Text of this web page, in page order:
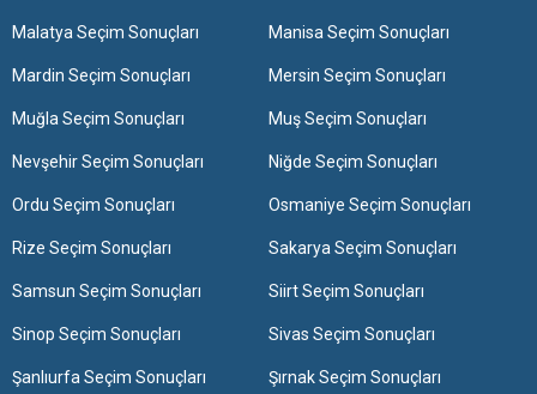
Malatya Seçim Sonuçları Manisa Seçim Sonuçları
Mardin Seçim Sonuçları Mersin Seçim Sonuçları
Muğla Seçim Sonuçları Muş Seçim Sonuçları
Nevşehir Seçim Sonuçları Niğde Seçim Sonuçları
Ordu Seçim Sonuçları Osmaniye Seçim Sonuçları
Rize Seçim Sonuçları Sakarya Seçim Sonuçları
Samsun Seçim Sonuçları Siirt Seçim Sonuçları
Sinop Seçim Sonuçları Sivas Seçim Sonuçları
Şanlıurfa Seçim Sonuçları Şırnak Seçim Sonuçları